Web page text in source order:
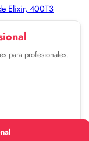
Elixir, 400T3
para profesionales.